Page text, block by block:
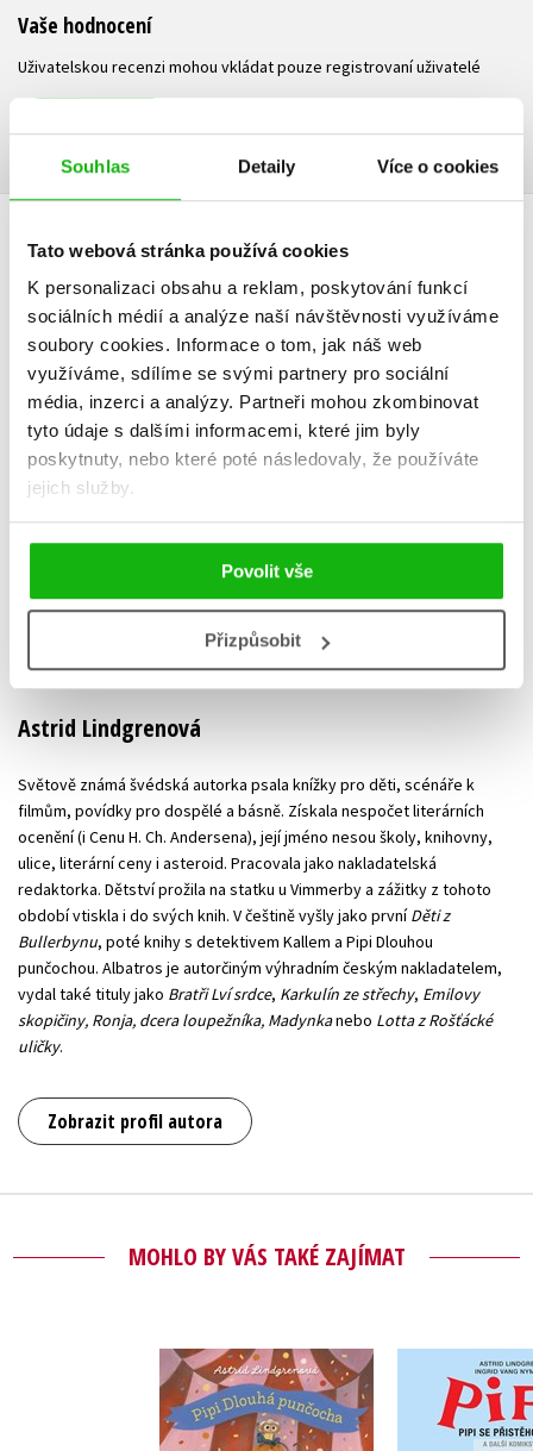
Souhlas Detaily Více o cookies
Tato webová stránka používá cookies
K personalizaci obsahu a reklam, poskytování funkcí
sociálních médií a analýze naší návštěvnosti využíváme
soubory cookies. Informace o tom, jak náš web
využíváme, sdílíme se svými partnery pro sociální
média, inzerci a analýzy. Partneři mohou zkombinovat
tyto údaje s dalšími informacemi, které jim byly
poskytnuty, nebo které poté následovaly, že používáte
jejich služby.
Povolit vše
Přizpůsobit
Vaše hodnocení
Uživatelskou recenzi mohou vkládat pouze registrovaní uživatelé
Astrid Lindgrenová
Světově známá švédská autorka psala knížky pro děti, scénáře k
filmům, povídky pro dospělé a básně. Získala nespočet literárních
ocenění (i Cenu H. Ch. Andersena), její jméno nesou školy, knihovny,
ulice, literární ceny i asteroid. Pracovala jako nakladatelská
redaktorka. Dětství prožila na statku u Vimmerby a zážitky z tohoto
období vtiskla i do svých knih. V češtině vyšly jako prvníDěti z
Bullerbynu, poté knihy s detektivem Kallem a Pipi Dlouhou
punčochou. Albatros je autorčiným výhradním českým nakladatelem,
vydal také tituly jako Bratři Lví srdce, Karkulín ze střechy, Emilovy
skopičiny, Ronja, dcera loupežníka, Madynkanebo Lotta z Rošťácké
uličky.
Zobrazit profil autora
MOHLO BY VÁS TAKÉ ZAJÍMAT
Pipi Dlouhá
punčocha
Astrid Lindgrenová
Pipi se
Astrid